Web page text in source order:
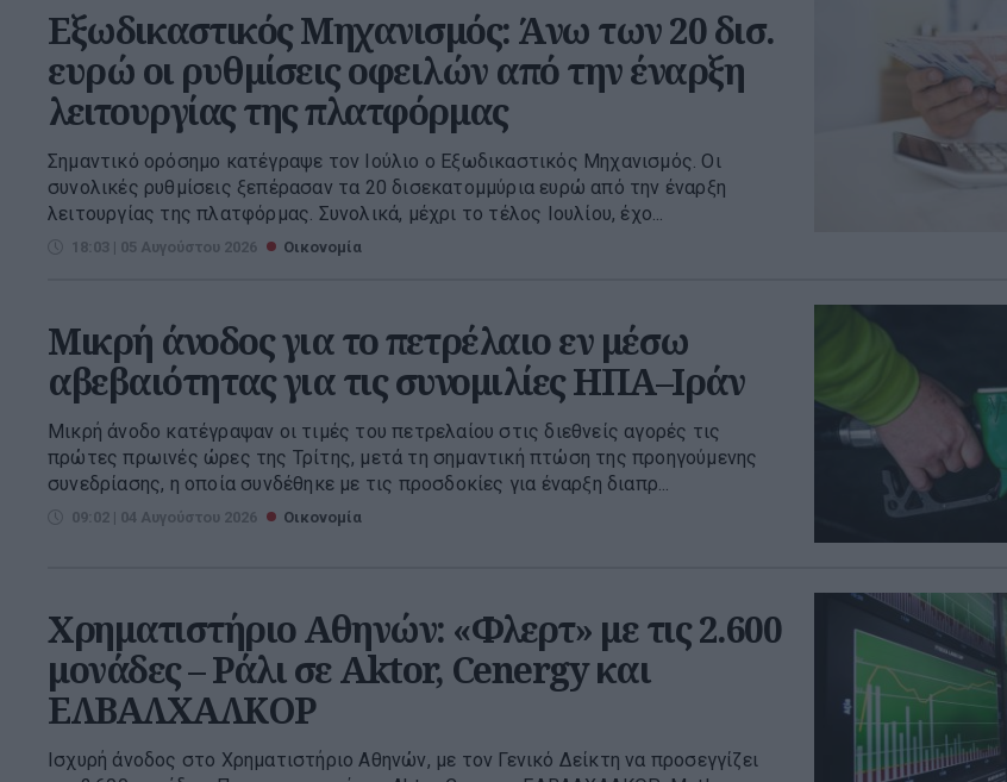
Εξωδικαστικός Μηχανισμός: Άνω των 20 δισ.
ευρώ οι ρυθμίσεις οφειλών από την έναρξη
λειτουργίας της πλατφόρμας
Σημαντικό ορόσημο κατέγραψε τον Ιούλιο ο Εξωδικαστικός Μηχανισμός. Οι
συνολικές ρυθμίσεις ξεπέρασαν τα 20 δισεκατομμύρια ευρώ από την έναρξη
λειτουργίας της πλατφόρμας. Συνολικά, μέχρι το τέλος Ιουλίου, έχο...
18:03 | 05 Αυγούστου 2026 Οικονομία
Μικρή άνοδος για το πετρέλαιο εν μέσω
αβεβαιότητας για τις συνομιλίες ΗΠΑ–Ιράν
Μικρή άνοδο κατέγραψαν οι τιμές του πετρελαίου στις διεθνείς αγορές τις
πρώτες πρωινές ώρες της Τρίτης, μετά τη σημαντική πτώση της προηγούμενης
συνεδρίασης, η οποία συνδέθηκε με τις προσδοκίες για έναρξη διαπρ...
09:02 | 04 Αυγούστου 2026 Οικονομία
Χρηματιστήριο Αθηνών: «Φλερτ» με τις 2.600
μονάδες – Ράλι σε Aktor, Cenergy και
ΕΛΒΑΛΧΑΛΚΟΡ
Ισχυρή άνοδος στο Χρηματιστήριο Αθηνών, με τον Γενικό Δείκτη να προσεγγίζει